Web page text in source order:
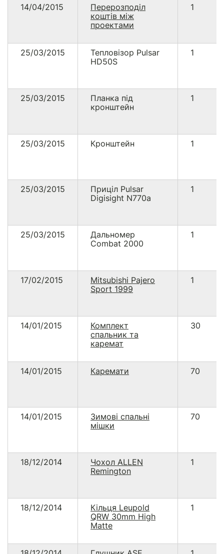
14/04/2015
Перерозподіл
коштів між
проектами
1
25/03/2015
Тепловізор Pulsar
HD50S
1
25/03/2015
Планка під
кронштейн
1
25/03/2015 Кронштейн 1
25/03/2015
Приціл Pulsar
Digisight N770a
1
25/03/2015
Дальномер
Combat 2000
1
17/02/2015
Mitsubishi Pajero
Sport 1999
1
14/01/2015
Комплект
спальник та
каремат
30
14/01/2015 Каремати 70
14/01/2015
Зимові спальні
мішки
70
18/12/2014
Чохол ALLEN
Remington
1
18/12/2014
Кільця Leupold
QRW 30mm High
Matte
1